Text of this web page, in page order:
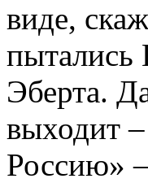
виде,
пытались
Эберта.
выходит
Россию»